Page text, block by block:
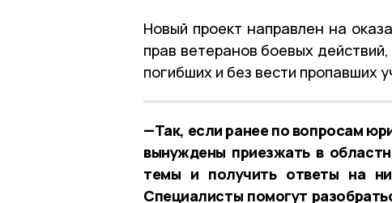
Новый проект направлен на
прав ветеранов боевых
погибших и без вести пропавших
—Так, если ранее по вопросам
вынуждены приезжать в
темы и получить ответы на
Специалисты помогут